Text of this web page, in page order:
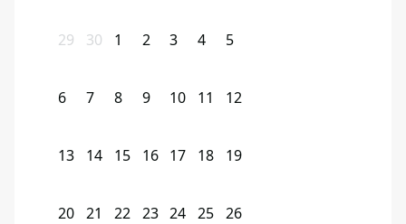
29 30 1 2 3 4 5
6 7 8 9 10 11 12
13 14 15 16 17 18 19
20 21 22 23 24 25 26